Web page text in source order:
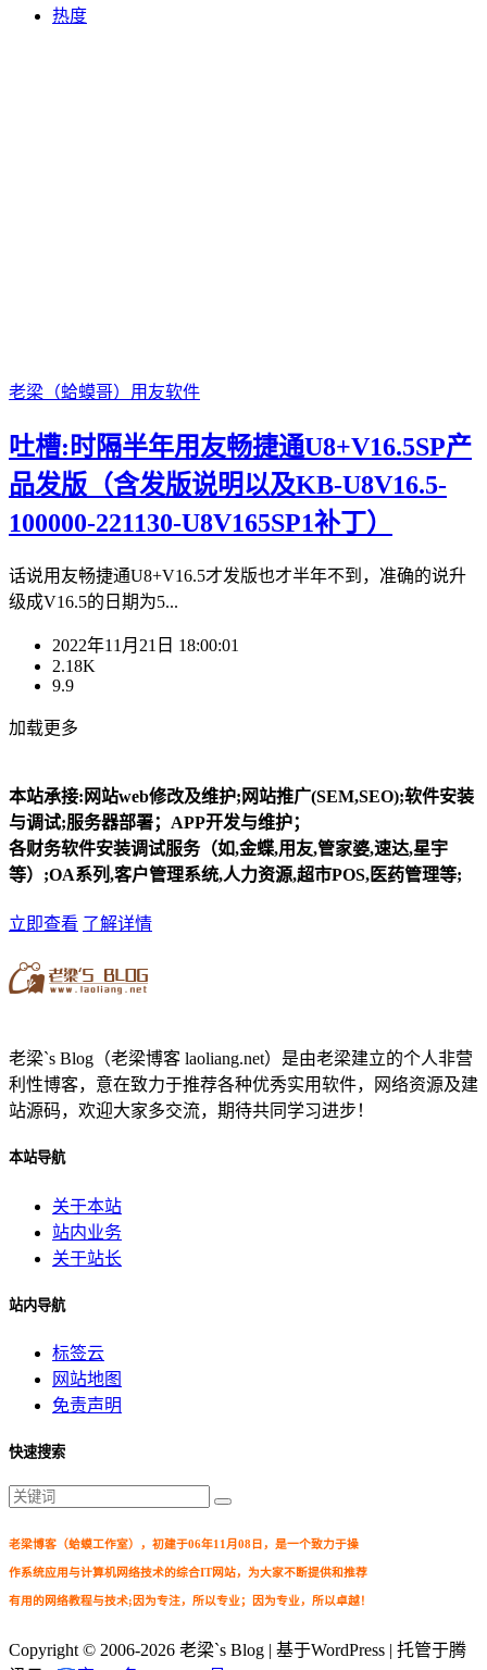
热度
老梁（蛤蟆哥） 用友软件
吐槽:时隔半年用友畅捷通U8+V16.5SP产
品发版（含发版说明以及KB-U8V16.5-
100000-221130-U8V165SP1补丁）
话说用友畅捷通U8+V16.5才发版也才半年不到，准确的说升
级成V16.5的日期为5...
2022年11月21日 18:00:01
2.18K
9.9
加载更多
本站承接:网站web修改及维护;网站推广(SEM,SEO);软件安装
与调试;服务器部署；APP开发与维护；
各财务软件安装调试服务（如,金蝶,用友,管家婆,速达,星宇
等）;OA系列,客户管理系统,人力资源,超市POS,医药管理等;
立即查看 了解详情
老梁`s Blog（老梁博客 laoliang.net）是由老梁建立的个人非营
利性博客，意在致力于推荐各种优秀实用软件，网络资源及建
站源码，欢迎大家多交流，期待共同学习进步！
本站导航
关于本站
站内业务
关于站长
站内导航
标签云
网站地图
免责声明
快速搜索
老梁博客（蛤蟆工作室），初建于06年11月08日，是一个致力于操
作系统应用与计算机网络技术的综合IT网站，为大家不断提供和推荐
有用的网络教程与技术;因为专注，所以专业；因为专业，所以卓越！
Copyright © 2006-2026 老梁`s Blog | 基于WordPress | 托管于腾